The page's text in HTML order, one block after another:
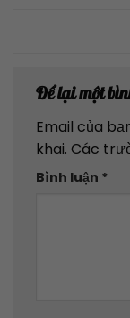
Để lại một
Email của
khai. Các
Bình luận *